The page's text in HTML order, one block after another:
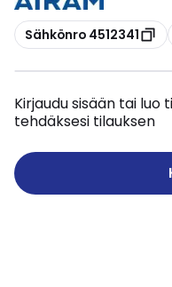
Kopioi
Sähkönro 4512341
Kirjaudu sisään tai luo
tehdäksesi tilauksen